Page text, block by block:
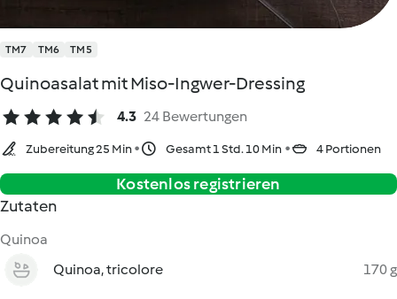
TM7 TM6 TM5
Quinoasalat mit Miso-Ingwer-Dressing
4.3 24 Bewertungen
Zubereitung 25 Min Gesamt 1 Std. 10 Min 4 Portionen
Kostenlos registrieren
Zutaten
Quinoa
Quinoa, tricolore
170 g